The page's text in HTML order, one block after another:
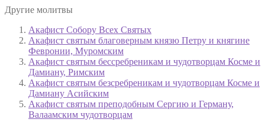
Другие молитвы
Акафист Собору Всех Святых
Акафист святым благоверным князю Петру и княгине
Февронии, Муромским
Акафист святым бессребреникам и чудотворцам Косме и
Дамиану, Римским
Акафист святым безсребреникам и чудотворцам Косме и
Дамиану Асийским
Акафист святым преподобным Сергию и Герману,
Валаамским чудотворцам